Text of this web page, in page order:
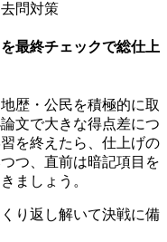
問対策
最終チェックで総仕上
歴・公民を積極的に取
文で大きな得点差につ
を終えたら、仕上げの
つ、直前は暗記項目を
ましょう。
り返し解いて決戦に備